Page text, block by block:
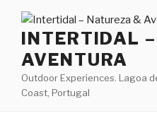
contentINTERTIDAL
AVENTURA
Outdoor Experiences. Lagoa
Coast, Portugal